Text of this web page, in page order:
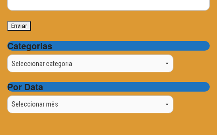
Categorias
Categorias
Por Data
Por
Data